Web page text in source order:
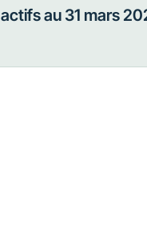
actifs au 31 mars